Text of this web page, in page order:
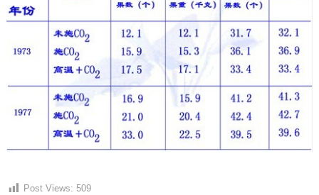
Post Views: 509